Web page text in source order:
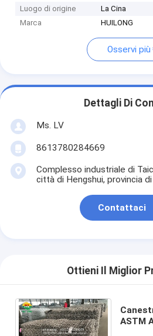
Luogo di origine
La Cina
Marca
HUILONG
Osservi più
Dettagli Di
Ms. LV
8613780284669
Complesso industriale di
città di Hengshui, provincia
Contattaci
Ottieni Il Miglior
ASTM